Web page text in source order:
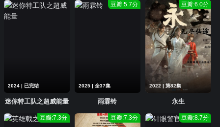
2024 | 已完结
迷你特工队之超威能量
2025 | 全37集
豆瓣:5.7分
雨霖铃
2022 | 第82集
豆瓣:6.0分
永生
豆瓣:7.3分 豆瓣:7.3分 豆瓣:8.7分